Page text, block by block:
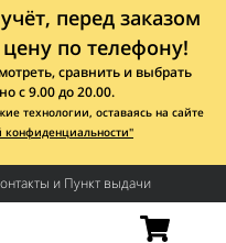
перед заказом
по телефону!
сравнить и выбрать
с 9.00 до 20.00.
технологии, оставаясь на сайте
конфиденциальности"
и Пункт выдачи